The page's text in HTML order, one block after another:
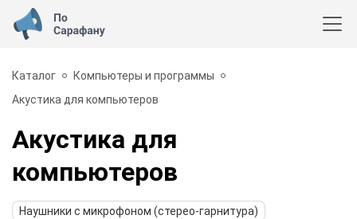
Каталог
Компьютеры и программы
Акустика для компьютеров
Акустика для
компьютеров
Наушники с микрофоном (стерео-гарнитура)